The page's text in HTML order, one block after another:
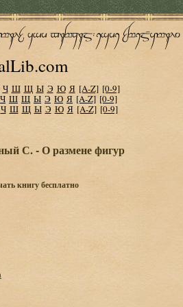
Ч Ш Щ Ы Э Ю Я [A-Z] [0-9]
Ч Ш Щ Ы Э Ю Я [A-Z] [0-9]
Ч Ш Щ Ы Э Ю Я [A-Z] [0-9]
С. - О размене фигур
книгу бесплатно